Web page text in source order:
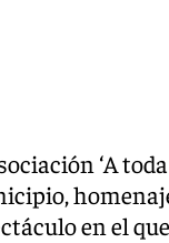
‘A
en el